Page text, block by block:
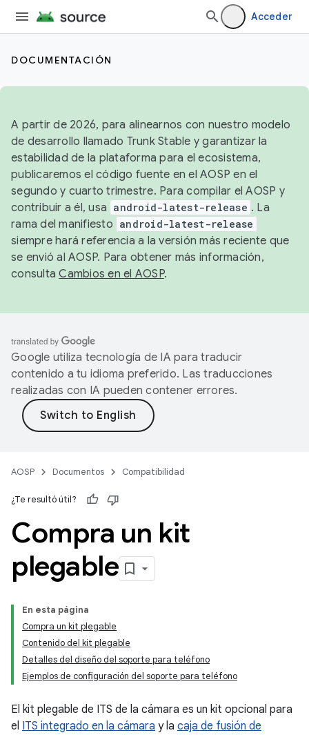
Acceder
DOCUMENTACIÓN
A partir de 2026, para alinearnos con nuestro modelo
de desarrollo llamado Trunk Stable y garantizar la
estabilidad de la plataforma para el ecosistema,
publicaremos el código fuente en el AOSP en el
segundo y cuarto trimestre. Para compilar el AOSP y
contribuir a él, usa android-latest-release . La
rama del manifiesto android-latest-release
siempre hará referencia a la versión más reciente que
se envió al AOSP. Para obtener más información,
consultaCambios en el AOSP.
Google utiliza tecnología de IA para traducir
contenido a tu idioma preferido. Las traducciones
realizadas con IA pueden contener errores.
AOSP Documentos Compatibilidad
¿Te resultó útil?
Compra un kit
plegable
En esta página
Compra un kit plegable
Contenido del kit plegable
Detalles del diseño del soporte para teléfono
Ejemplos de configuración del soporte para teléfono
El kit plegable de ITS de la cámara es un kit opcional para
el ITS integrado en la cámara y la caja de fusión de